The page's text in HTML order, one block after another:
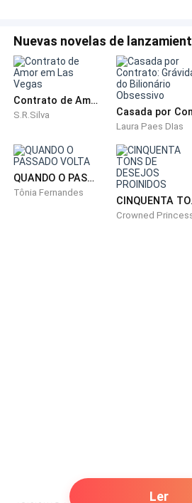
- Embora não descobrimos no
a senhorita não vai ao
computador. – Quatro anos?
- Pode?
- Eu... Estava cheia de trabalho.
Nuevas novelas de
Contrato de Amor em Las Vegas
S.R.Silva
Laura Paes DIas
QUANDO O PASSADO VOLTA
Tônia Fernandes
Crowned
Ler